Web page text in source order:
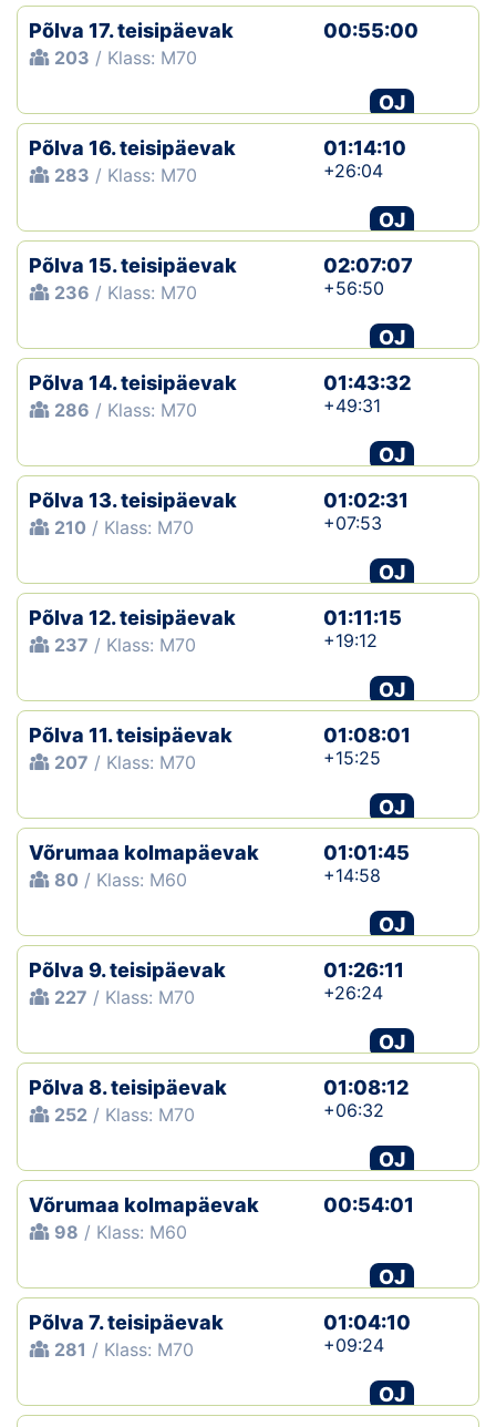
Põlva 17. teisipäevak
203 / Klass: M70
00:55:00
OJ
Põlva 16. teisipäevak
283 / Klass: M70
01:14:10
+26:04
OJ
Põlva 15. teisipäevak
236 / Klass: M70
02:07:07
+56:50
OJ
Põlva 14. teisipäevak
286 / Klass: M70
01:43:32
+49:31
OJ
Põlva 13. teisipäevak
210 / Klass: M70
01:02:31
+07:53
OJ
Põlva 12. teisipäevak
237 / Klass: M70
01:11:15
+19:12
OJ
Põlva 11. teisipäevak
207 / Klass: M70
01:08:01
+15:25
OJ
Võrumaa kolmapäevak
80 / Klass: M60
01:01:45
+14:58
OJ
Põlva 9. teisipäevak
227 / Klass: M70
01:26:11
+26:24
OJ
Põlva 8. teisipäevak
252 / Klass: M70
01:08:12
+06:32
OJ
Võrumaa kolmapäevak
98 / Klass: M60
00:54:01
OJ
Põlva 7. teisipäevak
281 / Klass: M70
01:04:10
+09:24
OJ